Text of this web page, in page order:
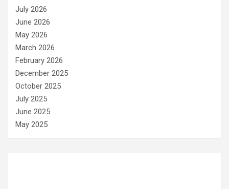
July 2026
June 2026
May 2026
March 2026
February 2026
December 2025
October 2025
July 2025
June 2025
May 2025